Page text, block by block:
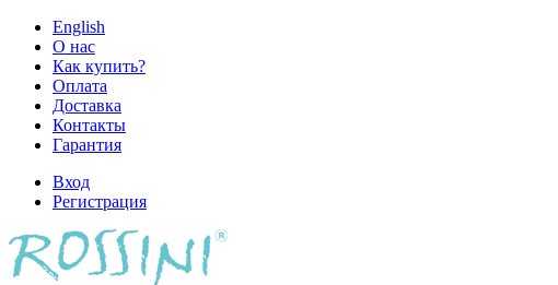
English
О нас
Как купить?
Оплата
Доставка
Контакты
Гарантия
Вход
Регистрация